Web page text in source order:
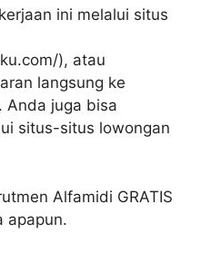
ini melalui situs
), atau
langsung ke
Anda juga bisa
situs-situs lowongan
Alfamidi GRATIS
apapun.